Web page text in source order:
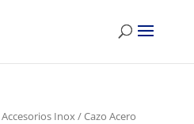
Accesorios Inox/ Cazo Acero